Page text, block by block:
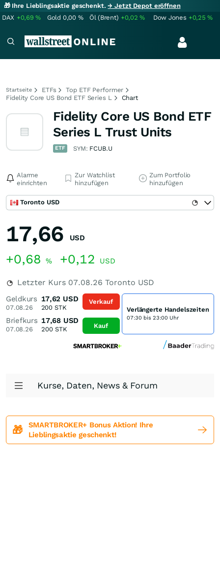
🎁 Ihre Lieblingsaktie geschenkt.→ Jetzt Depot eröffnen
DAX +0,69% Gold 0,00 % Öl (Brent) +0,02% Dow Jones +0,25%
Startseite ETFs
Top ETF Performer
Fidelity Core US Bond ETF Series L
Chart
Fidelity Core US Bond ETF
Series L Trust Units
ETF SYM: FCUB.U
Alarme
einrichten
Zur Watchlist
hinzufügen
Zum Portfolio
hinzufügen
Toronto USD
17,66 USD
+0,68 % +0,12 USD
Letzter Kurs 07.08.26 Toronto USD
Geldkurs
07.08.26
17,62 USD
200 STK
Briefkurs
07.08.26
17,68 USD
200STK
Verkauf
Kauf
Verlängerte Handelszeiten
07:30 bis 23:00 Uhr
Kurse, Daten, News & Forum
🎁
SMARTBROKER+ Bonus Aktion! Ihre
Lieblingsaktie geschenkt!